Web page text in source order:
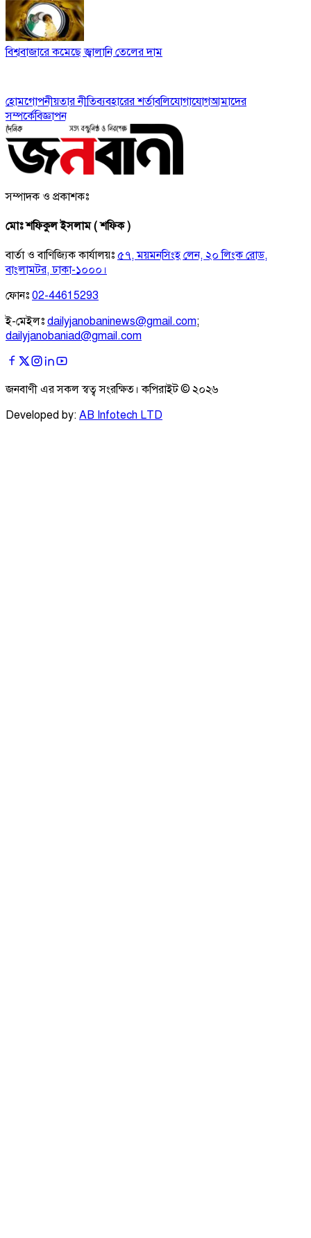
বিশ্ববাজারে কমেছে জ্বালানি তেলের দাম
হোমগোপনীয়তার নীতিব্যবহারের শর্তাবলিযোগাযোগআমাদের
সম্পর্কেবিজ্ঞাপন
সম্পাদক ও প্রকাশকঃ
মোঃ শফিকুল ইসলাম ( শফিক )
বার্তা ও বাণিজ্যিক কার্যালয়ঃ ৫৭, ময়মনসিংহ লেন, ২০ লিংক রোড,
বাংলামটর, ঢাকা-১০০০।
ফোনঃ 02-44615293
ই-মেইলঃ dailyjanobaninews@gmail.com;
dailyjanobaniad@gmail.com
জনবাণী এর সকল স্বত্ব সংরক্ষিত। কপিরাইট © ২০২৬
Developed by: AB Infotech LTD